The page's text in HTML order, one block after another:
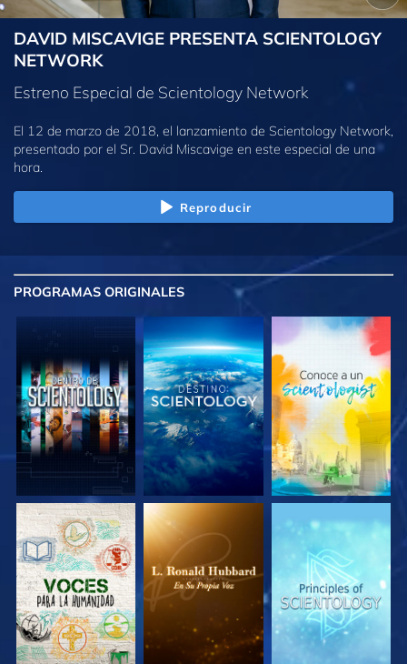
DAVID MISCAVIGE PRESENTA SCIENTOLOGY
NETWORK
Estreno Especial de Scientology Network
El 12 de marzo de 2018, el lanzamiento de Scientology Network,
presentado por el Sr. David Miscavige en este especial de una
hora.
Reproducir
PROGRAMAS ORIGINALES
EXPLORA LAS
SERIES
EXPLORA LAS
SERIES
EXPLORA LAS
SERIES